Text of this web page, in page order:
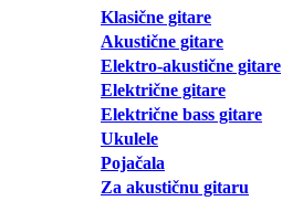
Klasične gitare
Akustične gitare
Elektro-akustične gitare
Električne gitare
Električne bass gitare
Ukulele
Pojačala
Za akustičnu gitaru